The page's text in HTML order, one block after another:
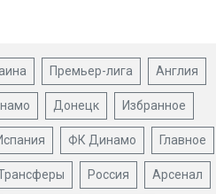
Премьер-лига Англия
Донецк Избранное
ФК Динамо Главное
Россия Арсенал